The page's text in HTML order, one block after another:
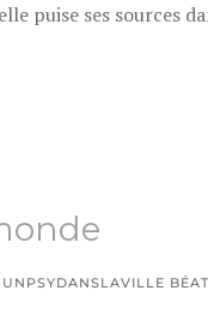
puise ses sources
UNPSYDANSLAVILLE